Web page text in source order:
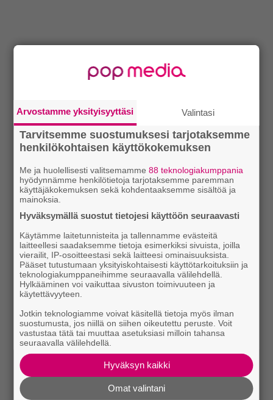
Arvostamme yksityisyyttäsi Valintasi
Tarvitsemme suostumuksesi tarjotaksemme
henkilökohtaisen käyttökokemuksen
Me ja huolellisesti valitsemamme88 teknologiakumppania
hyödynnämme henkilötietoja tarjotaksemme paremman
käyttäjäkokemuksen sekä kohdentaaksemme sisältöä ja
mainoksia.
Hyväksymällä suostut tietojesi käyttöön seuraavasti
Käytämme laitetunnisteita ja tallennamme evästeitä
laitteellesi saadaksemme tietoja esimerkiksi sivuista, joilla
vierailit, IP-osoitteestasi sekä laitteesi ominaisuuksista.
Pääset tutustumaan yksityiskohtaisesti käyttötarkoituksiin ja
teknologiakumppaneihimme seuraavalla välilehdellä.
Hylkääminen voi vaikuttaa sivuston toimivuuteen ja
käytettävyyteen.
Jotkin teknologiamme voivat käsitellä tietoja myös ilman
suostumusta, jos niillä on siihen oikeutettu peruste. Voit
vastustaa tätä tai muuttaa asetuksiasi milloin tahansa
seuraavalla välilehdellä.
Hyväksyn kaikki
Omat valintani